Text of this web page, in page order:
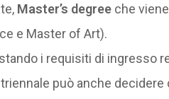
Master’s degreeche
e Master of Art).
i requisiti di ingresso
può anche